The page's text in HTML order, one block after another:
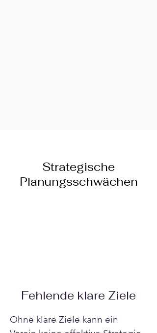
Strategische
Planungsschwächen
Fehlende klare Ziele
Ohne klare Ziele kann ein